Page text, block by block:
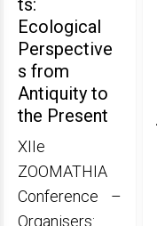
ts:
Ecological
Perspective
s from
Antiquity to
the Present
XIIe
ZOOMATHIA
Conference –
Organisers: